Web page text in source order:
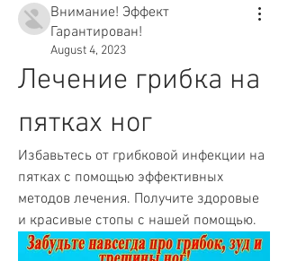
Внимание! Эффект
Гарантирован!
August 4, 2023
Лечение грибка на
пятках ног
Избавьтесь от грибковой инфекции на
пятках с помощью эффективных
методов лечения. Получите здоровые
и красивые стопы с нашей помощью.